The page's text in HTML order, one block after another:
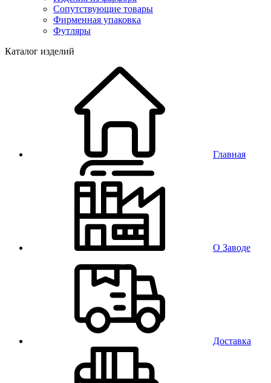
Сопутствующие товары
Фирменная упаковка
Футляры
Каталог изделий
Главная
О Заводе
Доставка